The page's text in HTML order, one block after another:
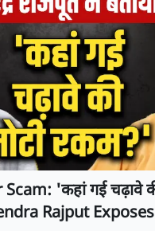
'कहां गई चढ़ावे
Rajput Exposes